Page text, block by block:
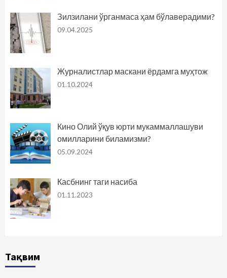
Зилзилани ўрганмаса ҳам бўлаверадими?
09.04.2025
Журналистлар маскани ёрдамга муҳтож
01.10.2024
Кино Олий ўқув юрти мукаммаллашуви
омилларини биламизми?
05.09.2024
Касбнинг таги насиба
01.11.2023
Тақвим